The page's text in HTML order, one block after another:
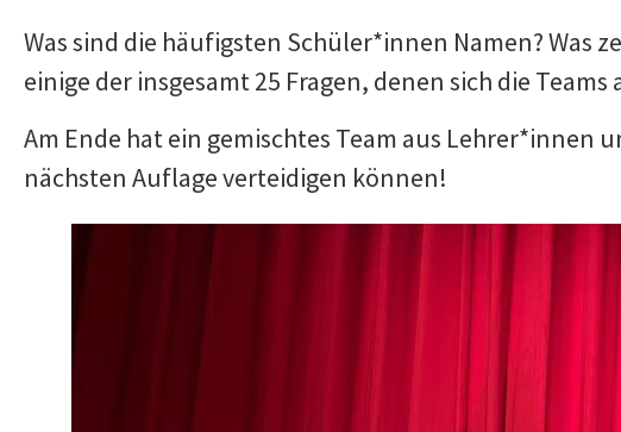
Was sind die häufigsten Schüler*innen Namen? Was
einige der insgesamt 25 Fragen, denen sich die Teams
Am Ende hat ein gemischtes Team aus Lehrer*innen
nächsten Auflage verteidigen können!